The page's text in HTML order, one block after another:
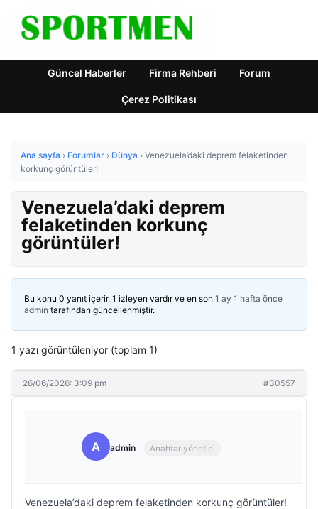
Güncel Haberler Firma Rehberi Forum
Çerez Politikası
Ana sayfa › Forumlar › Dünya › Venezuela’daki deprem felaketinden
korkunç görüntüler!
Venezuela’daki deprem
felaketinden korkunç
görüntüler!
Bu konu 0 yanıt içerir, 1 izleyen vardır ve en son 1 ay 1 hafta önce
admin tarafından güncellenmiştir.
1 yazı görüntüleniyor (toplam 1)
26/06/2026: 3:09 pm #30557
A admin Anahtar yönetici
Venezuela’daki deprem felaketinden korkunç görüntüler!